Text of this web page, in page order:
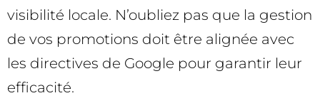
visibilité locale. N’oubliez pas que la gestion
de vos promotions doit être alignée avec
les directives de Google pour garantir leur
efficacité.